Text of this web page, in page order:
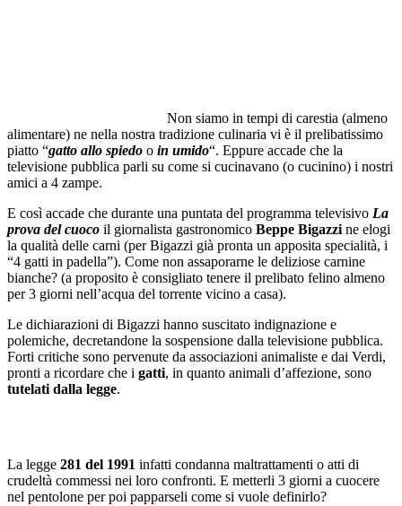
Non siamo in tempi di carestia (almeno
alimentare) ne nella nostra tradizione culinaria vi è il prelibatissimo
piatto “gatto allo spiedo o in umido“. Eppure accade che la
televisione pubblica parli su come si cucinavano (o cucinino) i nostri
amici a 4 zampe.
E così accade che durante una puntata del programma televisivo La
prova del cuoco il giornalista gastronomico Beppe Bigazzine elogi
la qualità delle carni (per Bigazzi già pronta un apposita specialità, i
“4 gatti in padella”). Come non assaporarne le deliziose carnine
bianche? (a proposito è consigliato tenere il prelibato felino almeno
per 3 giorni nell’acqua del torrente vicino a casa).
Le dichiarazioni di Bigazzi hanno suscitato indignazione e
polemiche, decretandone la sospensione dalla televisione pubblica.
Forti critiche sono pervenute da associazioni animaliste e dai Verdi,
pronti a ricordare che i gatti, in quanto animali d’affezione, sono
tutelati dalla legge.
La legge 281 del 1991 infatti condanna maltrattamenti o atti di
crudeltà commessi nei loro confronti. E metterli 3 giorni a cuocere
nel pentolone per poi papparseli come si vuole definirlo?